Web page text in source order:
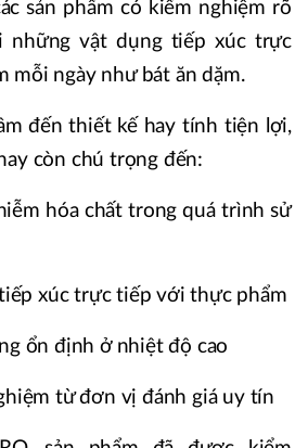
sản phẩm có kiểm nghiệm rõ
những vật dụng tiếp xúc trực
mỗi ngày như bát ăn dặm.
đến thiết kế hay tính tiện lợi,
còn chú trọng đến:
hóa chất trong quá trình sử
xúc trực tiếp với thực phẩm
ổn định ở nhiệt độ cao
từ đơn vị đánh giá uy tín